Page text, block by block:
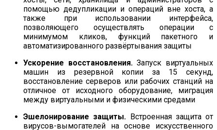
помощью дедупликации и операций вне хоста, а
также при использовании интерфейса,
позволяющего осуществлять операции с
минимумом кликов, функций пакетного и
автоматизированного развёртывания защиты
Ускорение восстановления. Запуск виртуальных
машин из резервной копии за 15 секунд,
восстановление серверов или рабочих станций на
отличное от исходного оборудование, миграция
между виртуальными и физическими средами
Эшелонирование защиты. Встроенная защита от
вирусов-вымогателей на основе искусственного